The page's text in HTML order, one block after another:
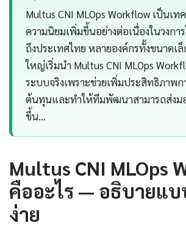
Multus CNI MLOps Workflow เป็นเท
ความนิยมเพิ่มขึ้นอย่างต่อเนื่องในวงกา
ถึงประเทศไทย หลายองค์กรทั้งขนาดเ
ใหญ่เริ่มนำ Multus CNI MLOps
ระบบจริงเพราะช่วยเพิ่มประสิทธิภาพก
ต้นทุนและทำให้ทีมพัฒนาสามารถส่งมอ
ขึ้น…
Multus CNI MLOps
คืออะไร — อธิบายแบ
ง่าย